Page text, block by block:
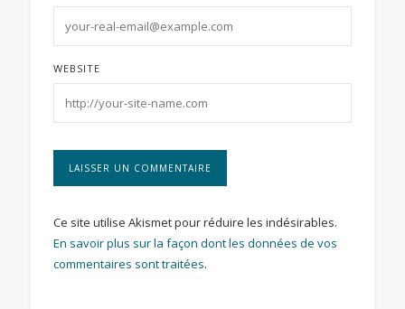
WEBSITE
Ce site utilise Akismet pour réduire les indésirables.
En savoir plus sur la façon dont les données de vos
commentaires sont traitées.